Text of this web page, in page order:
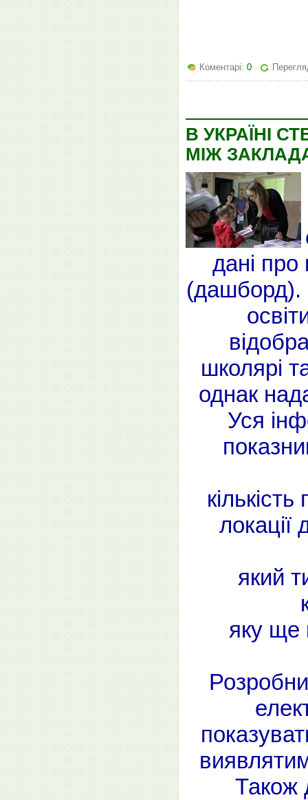
Коментарі: 0
В УКРАЇНІ
МІЖ
дані про
(дашборд).
школярі
однак
Уся
локації
який
яку ще
Також